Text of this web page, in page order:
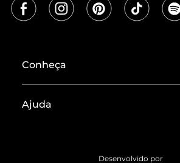
Conheça
Termos de Uso
Ajuda
Desenvolvido por